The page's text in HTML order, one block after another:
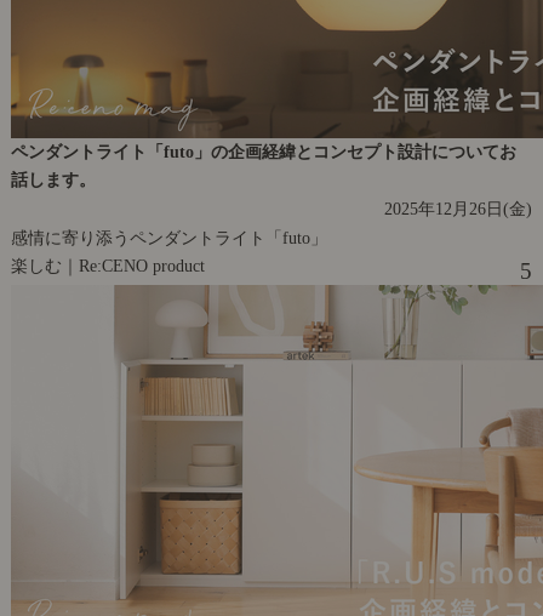
ペンダントライト「futo」の企画経緯とコンセプト設計についてお
話します。
2025年12月26日(金)
感情に寄り添うペンダントライト「futo」
楽しむ｜Re:CENO product
5